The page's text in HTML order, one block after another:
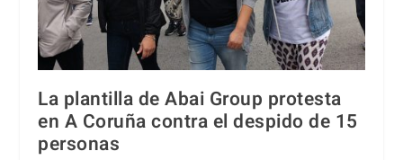
La plantilla de Abai Group protesta
en A Coruña contra el despido de 15
personas